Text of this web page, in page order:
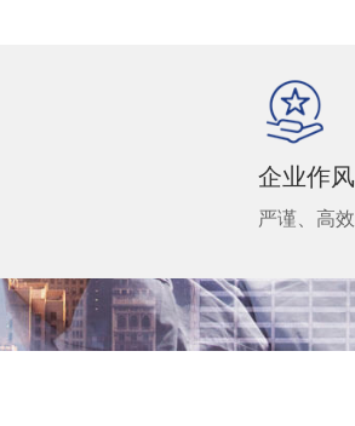
企业作风
严谨、高